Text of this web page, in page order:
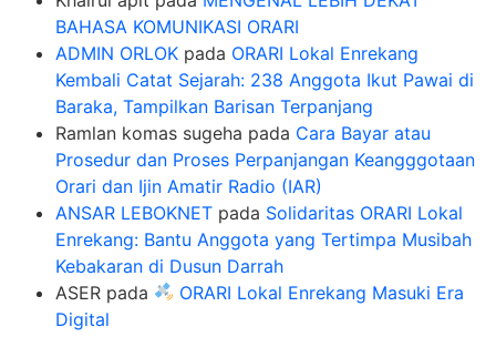
BAHASA KOMUNIKASI ORARI
ADMIN ORLOK pada ORARI Lokal Enrekang
Kembali Catat Sejarah: 238 Anggota Ikut Pawai di
Baraka, Tampilkan Barisan Terpanjang
Ramlan komas sugeha pada Cara Bayar atau
Prosedur dan Proses Perpanjangan Keangggotaan
Orari dan Ijin Amatir Radio (IAR)
ANSAR LEBOKNET pada Solidaritas ORARI Lokal
Enrekang: Bantu Anggota yang Tertimpa Musibah
Kebakaran di Dusun Darrah
ASER pada
ORARI Lokal Enrekang Masuki Era
Digital